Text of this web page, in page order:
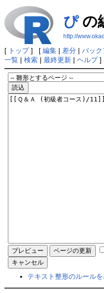
ぴの
http://
[ トップ] [ 編集| 差分| バッ
一覧| 検索| 最終更新| ヘルプ]
テキスト整形のルール